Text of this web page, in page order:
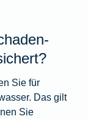
Sie für
Das gilt
Sie